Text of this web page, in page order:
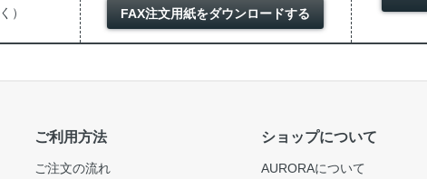
） FAX注文用紙をダウンロードする
ご利用方法
ご注文の流れ
ショップについて
AURORAについて